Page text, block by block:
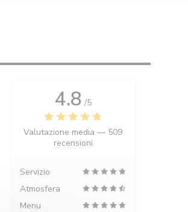
4.8 /5
Valutazione media — 509
recensioni
Servizio
Atmosfera
Menu